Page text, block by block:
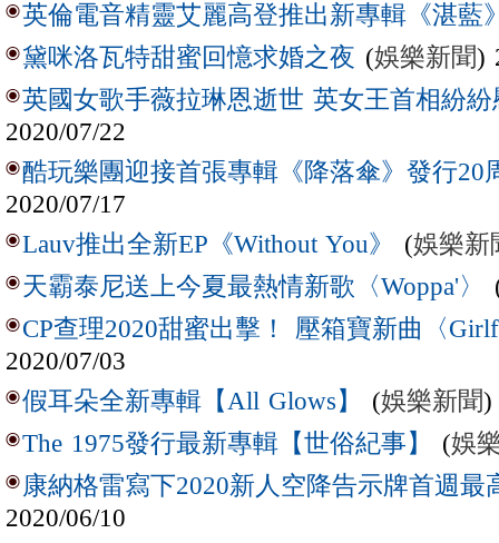
英倫電音精靈艾麗高登推出新專輯《湛藍
黛咪洛瓦特甜蜜回憶求婚之夜 (娛樂新聞)
英國女歌手薇拉琳恩逝世 英女王首相紛紛
2020/07/22
酷玩樂團迎接首張專輯《降落傘》發行20
2020/07/17
Lauv推出全新EP《Without You》 (娛樂新
天霸泰尼送上今夏最熱情新歌〈Woppa'〉
CP查理2020甜蜜出擊！ 壓箱寶新曲〈
2020/07/03
假耳朵全新專輯【All Glows】 (娛樂新聞)
The 1975發行最新專輯【世俗紀事】 (娛
康納格雷寫下2020新人空降告示牌首週最
2020/06/10